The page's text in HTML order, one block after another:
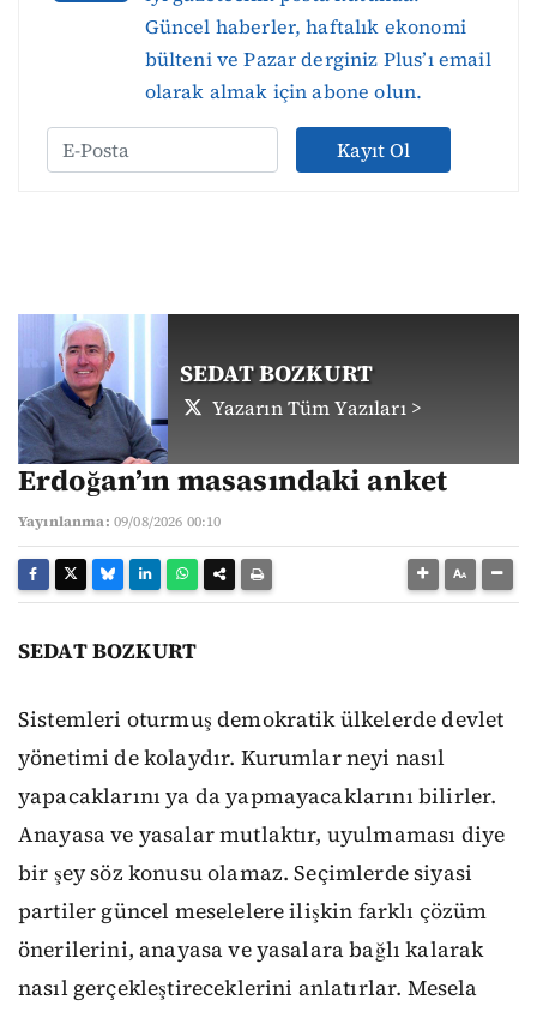
Güncel haberler, haftalık ekonomi
bülteni ve Pazar derginiz Plus’ı email
olarak almak için abone olun.
Kayıt Ol
SEDAT BOZKURT
Yazarın Tüm Yazıları >
Erdoğan’ın masasındaki anket
Yayınlanma: 09/08/2026 00:10
SEDAT BOZKURT
Sistemleri oturmuş demokratik ülkelerde devlet
yönetimi de kolaydır. Kurumlar neyi nasıl
yapacaklarını ya da yapmayacaklarını bilirler.
Anayasa ve yasalar mutlaktır, uyulmaması diye
bir şey söz konusu olamaz. Seçimlerde siyasi
partiler güncel meselelere ilişkin farklı çözüm
önerilerini, anayasa ve yasalara bağlı kalarak
nasıl gerçekleştireceklerini anlatırlar. Mesela